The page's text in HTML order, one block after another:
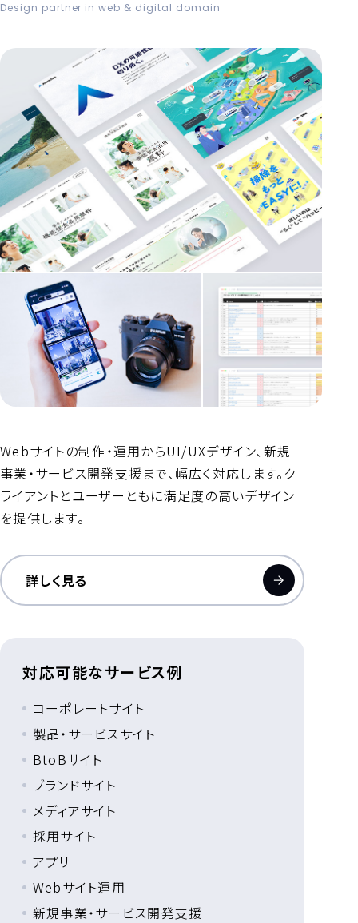
Design partner in web & digital domain
Webサイトの制作・運用からUI/UXデザイン、新規
事業・サービス開発支援まで、幅広く対応します。ク
ライアントとユーザーともに満足度の高いデザイン
を提供します。
詳しく見る
対応可能なサービス例
コーポレートサイト
製品・サービスサイト
BtoBサイト
ブランドサイト
メディアサイト
採用サイト
アプリ
Webサイト運用
新規事業・サービス開発支援